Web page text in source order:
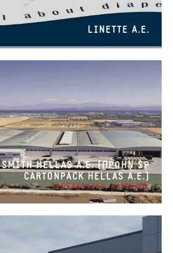
LINETTE A.E.
SMITH HELLAS A.E. (ΠΡΩΗΝ SP
CARTONPACK HELLAS A.E.)
ΘΕΣΣΑΛΟΝΙΚΗ, ΚΟΡΙΝΘΟΣ